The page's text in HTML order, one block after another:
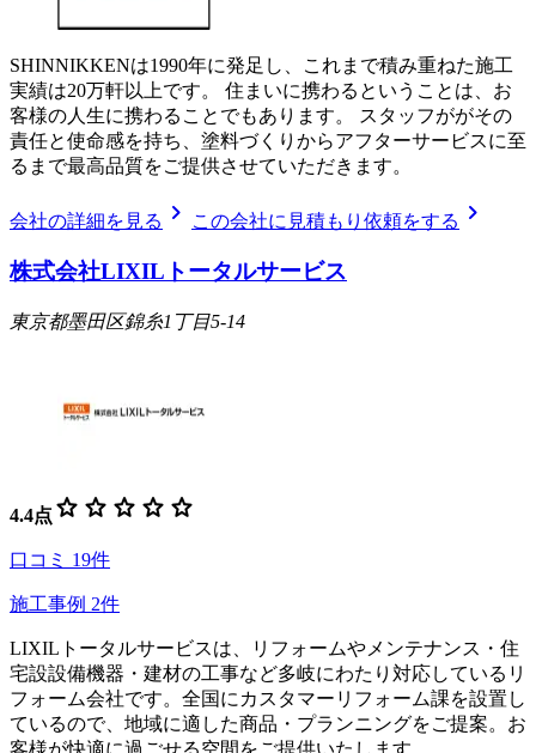
SHINNIKKENは1990年に発足し、これまで積み重ねた施工
実績は20万軒以上です。 住まいに携わるということは、お
客様の人生に携わることでもあります。 スタッフががその
責任と使命感を持ち、塗料づくりからアフターサービスに至
るまで最高品質をご提供させていただきます。
会社の詳細を見る chevron_right この会社に見積もり依頼をする chevron_right
株式会社LIXILトータルサービス
東京都墨田区錦糸1丁目5-14
4.4点 star star star star star
口コミ 19件
施工事例 2件
LIXILトータルサービスは、リフォームやメンテナンス・住
宅設設備機器・建材の工事など多岐にわたり対応しているリ
フォーム会社です。全国にカスタマーリフォーム課を設置し
ているので、地域に適した商品・プランニングをご提案。お
客様が快適に過ごせる空間をご提供いたします。